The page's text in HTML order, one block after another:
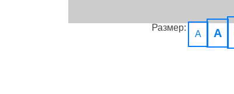
Размер:
A A